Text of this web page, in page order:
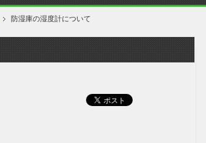
防湿庫の湿度計について